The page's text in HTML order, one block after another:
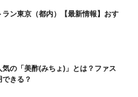
ラン東京（都内）【最新情報】おす
の「美酢(みちょ)」とは？ファス
きる？